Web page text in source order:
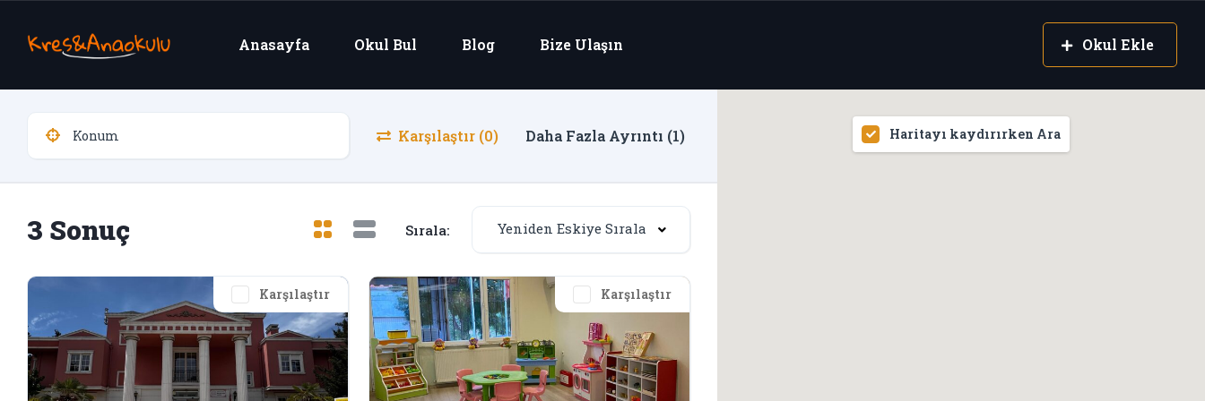
Anasayfa Okul Bul Blog Bize Ulaşın Okul Ekle
Karşılaştır (0) Daha Fazla Ayrıntı (1)
3 Sonuç Sırala: Yeniden Eskiye Sırala
Karşılaştır Karşılaştır
Haritayı kaydırırken Ara